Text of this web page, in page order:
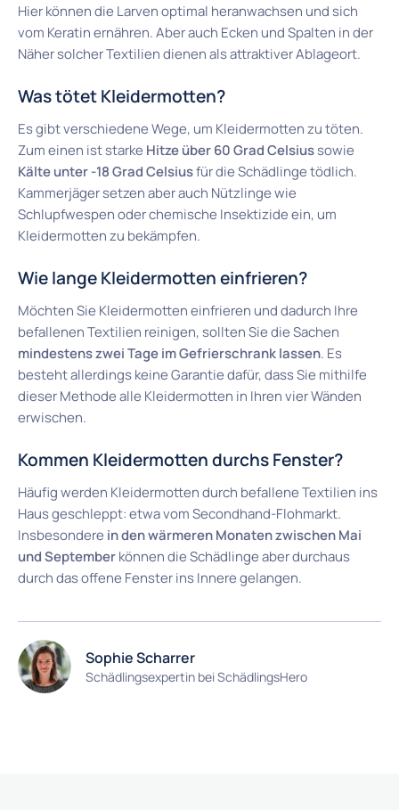
Hier können die Larven optimal heranwachsen und sich
vom Keratin ernähren. Aber auch Ecken und Spalten in der
Näher solcher Textilien dienen als attraktiver Ablageort.
Was tötet Kleidermotten?
Es gibt verschiedene Wege, um Kleidermotten zu töten.
Zum einen ist starke Hitze über 60 Grad Celsiussowie
Kälte unter -18 Grad Celsiusfür die Schädlinge tödlich.
Kammerjäger setzen aber auch Nützlinge wie
Schlupfwespen oder chemische Insektizide ein, um
Kleidermotten zu bekämpfen.
Wie lange Kleidermotten einfrieren?
Möchten Sie Kleidermotten einfrieren und dadurch Ihre
befallenen Textilien reinigen, sollten Sie die Sachen
mindestens zwei Tage im Gefrierschrank lassen. Es
besteht allerdings keine Garantie dafür, dass Sie mithilfe
dieser Methode alle Kleidermotten in Ihren vier Wänden
erwischen.
Kommen Kleidermotten durchs Fenster?
Häufig werden Kleidermotten durch befallene Textilien ins
Haus geschleppt: etwa vom Secondhand-Flohmarkt.
Insbesondere in den wärmeren Monaten zwischen Mai
und Septemberkönnen die Schädlinge aber durchaus
durch das offene Fenster ins Innere gelangen.
Sophie Scharrer
Schädlingsexpertin bei SchädlingsHero